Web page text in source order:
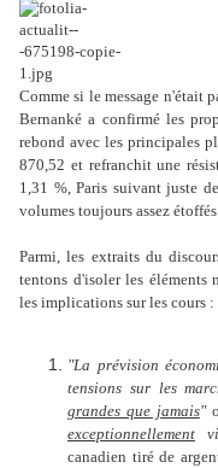
Comme si le message n'était
Bernanké a confirmé les
rebond avec les principales
870,52 et refranchit une
1,31 %, Paris suivant juste
volumes toujours assez
Parmi, les extraits du
tentons d'isoler les éléments
les implications sur les cours :
"La prévision
tensions sur les
grandes que jamais"
exceptionnellement
canadien tiré de